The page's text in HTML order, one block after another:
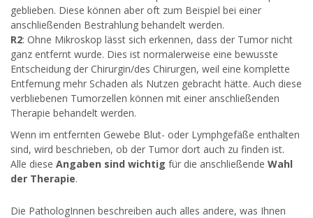
geblieben. Diese können aber oft zum Beispiel bei einer
anschließenden Bestrahlung behandelt werden.
R2: Ohne Mikroskop lässt sich erkennen, dass der Tumor nicht
ganz entfernt wurde. Dies ist normalerweise eine bewusste
Entscheidung der Chirurgin/des Chirurgen, weil eine komplette
Entfernung mehr Schaden als Nutzen gebracht hätte. Auch diese
verbliebenen Tumorzellen können mit einer anschließenden
Therapie behandelt werden.
Wenn im entfernten Gewebe Blut- oder Lymphgefäße enthalten
sind, wird beschrieben, ob der Tumor dort auch zu finden ist.
Alle diese Angaben sind wichtig für die anschließende Wahl
der Therapie.
Die PathologInnen beschreiben auch alles andere, was Ihnen